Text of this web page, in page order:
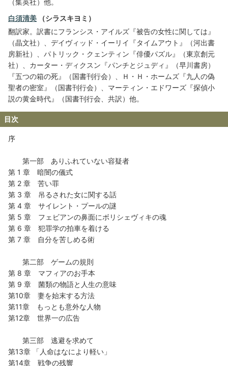
白須清美 （シラスキヨミ）
翻訳家。訳書にフランシス・アイルズ『被告の女性に関しては』
（晶文社）、デイヴィッド・イーリイ『タイムアウト』（河出書
房新社）、パトリック・クェンティン『俳優パズル』（東京創元
社）、カーター・ディクスン『パンチとジュディ』（早川書房）
『五つの箱の死』（国書刊行会）、Ｈ・Ｈ・ホームズ『九人の偽
聖者の密室』（国書刊行会）、マーティン・エドワーズ『探偵小
説の黄金時代』（国書刊行会、共訳）他。
目次
序
第一部 ありふれていない容疑者
第 1 章 暗闇の儀式
第 2 章 苦い罪
第 3 章 吊るされた女に関する話
第 4 章 サイレント・プールの謎
第 5 章 フェビアンの鼻面にボリシェヴィキの魂
第 6 章 犯罪学の拍車を着ける
第 7 章 自分を苦しめる術
第二部 ゲームの規則
第 8 章 マフィアのお手本
第 9 章 菌類の物語と人生の意味
第10章 妻を始末する方法
第11章 もっとも意外な人物
第12章 世界一の広告
第三部 逃避を求めて
第13章 「人命はなにより軽い」
第14章 戦争の残響